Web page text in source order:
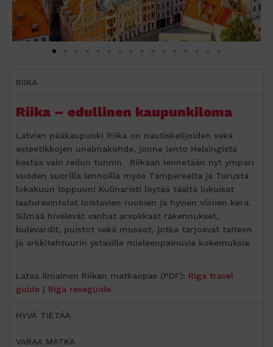
RIIKA
Riika – edullinen kaupunkiloma
Latvian pääkaupunki Riika on nautiskelijoiden sekä
esteetikkojen unelmakohde, jonne lento Helsingistä
kestää vain reilun tunnin. Riikaan lennetään nyt ympäri
vuoden suorilla lennoilla myös Tampereelta ja Turusta
lokakuun loppuun! Kulinaristi löytää täältä lukuisat
laaturavintolat loistavien ruokien ja hyvien viinien kera.
Silmää hivelevät vanhat arvokkaat rakennukset,
bulevardit, puistot sekä museot, jotka tarjoavat taiteen
ja arkkitehtuurin ystäville mieleenpainuvia kokemuksia.
Lataa ilmainen Riikan matkaopas (PDF): Riga travel
guide| Riga reseguide.
HYVÄ TIETÄÄ
VARAA MATKA